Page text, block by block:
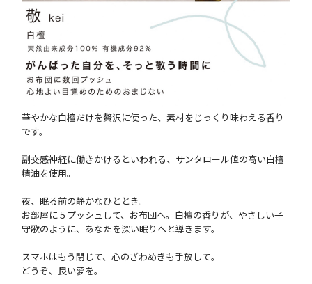
華やかな白檀だけを贅沢に使った、素材をじっくり味わえる香り
です。
副交感神経に働きかけるといわれる、サンタロール値の高い白檀
精油を使用。
夜、眠る前の静かなひととき。
お部屋に５プッシュして、お布団へ。白檀の香りが、やさしい子
守歌のように、あなたを深い眠りへと導きます。
スマホはもう閉じて、心のざわめきも手放して。
どうぞ、良い夢を。